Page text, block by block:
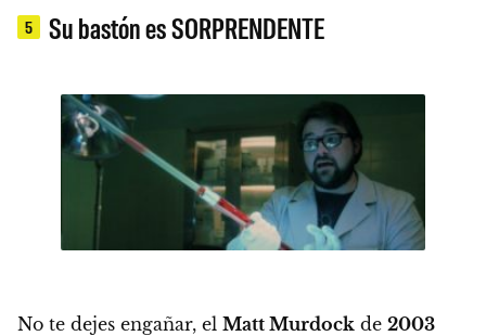
5 Su bastón es SORPRENDENTE
No te dejes engañar, el Matt Murdock de 2003